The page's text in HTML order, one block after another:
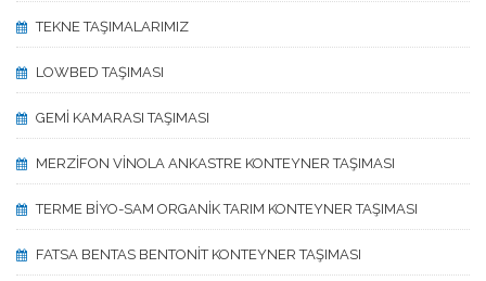
TEKNE TAŞIMALARIMIZ
LOWBED TAŞIMASI
GEMİ KAMARASI TAŞIMASI
MERZİFON VİNOLA ANKASTRE KONTEYNER TAŞIMASI
TERME BİYO-SAM ORGANİK TARIM KONTEYNER TAŞIMASI
FATSA BENTAS BENTONİT KONTEYNER TAŞIMASI